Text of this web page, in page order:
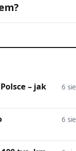
– jak
6 sie
6 sie